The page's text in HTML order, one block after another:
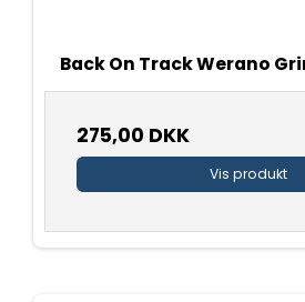
Back On Track Werano
275,00 DKK
Vis produkt